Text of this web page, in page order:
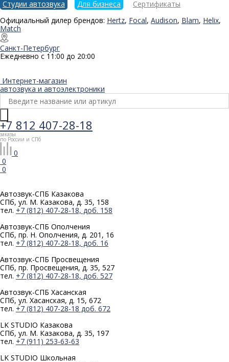
Студии автозвука Для бизнеса
Сертификаты
Официальный дилер брендов: Hertz, Focal, Audison, Blam, Helix,
Match
Санкт-Петербург
Ежедневно с 11:00 до 20:00
Интернет-магазин
автозвука и автоэлектроники
+7 812 407-28-18
заказы
по России и СПб
0
0
0
Автозвук-СПБ Казакова
СПб, ул. М. Казакова, д. 35, 158
тел. +7 (812) 407-28-18, доб. 158
Автозвук-СПБ Ополчения
СПб, пр. Н. Ополчения, д. 201, 16
тел. +7 (812) 407-28-18, доб. 16
Автозвук-СПБ Просвещения
СПб, пр. Просвещения, д. 35, 527
тел. +7 (812) 407-28-18, доб. 527
Автозвук-СПБ Хасанская
СПб, ул. Хасанская, д. 15, 672
тел. +7 (812) 407-28-18 доб. 672
LK STUDIO Казакова
СПб, ул. М. Казакова, д. 35, 197
тел. +7 (911) 253-63-63
LK STUDIO Школьная